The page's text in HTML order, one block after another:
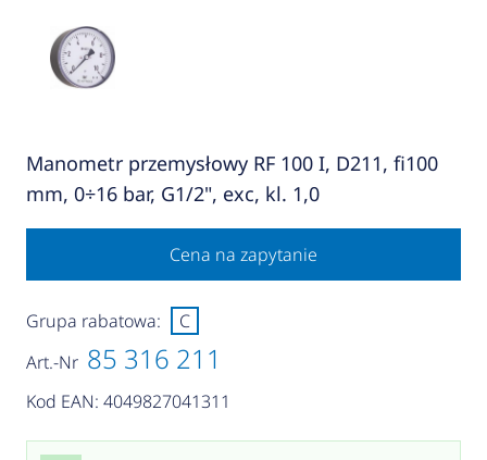
Manometr przemysłowy RF 100 I, D211, fi100
mm, 0÷16 bar, G1/2", exc, kl. 1,0
Cena na zapytanie
Art.-Nr 85 316 211
Kod EAN: 4049827041311
Grupa rabatowa: C